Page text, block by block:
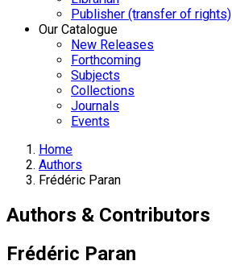
Publisher (transfer of rights)
Our Catalogue
New Releases
Forthcoming
Subjects
Collections
Journals
Events
Home
Authors
Frédéric Paran
Authors & Contributors
Frédéric Paran